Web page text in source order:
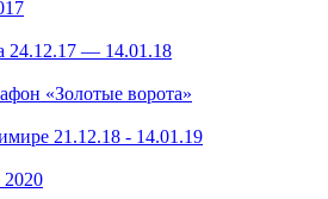
24.12.17 — 14.01.18
«Золотые ворота»
21.12.18 - 14.01.19